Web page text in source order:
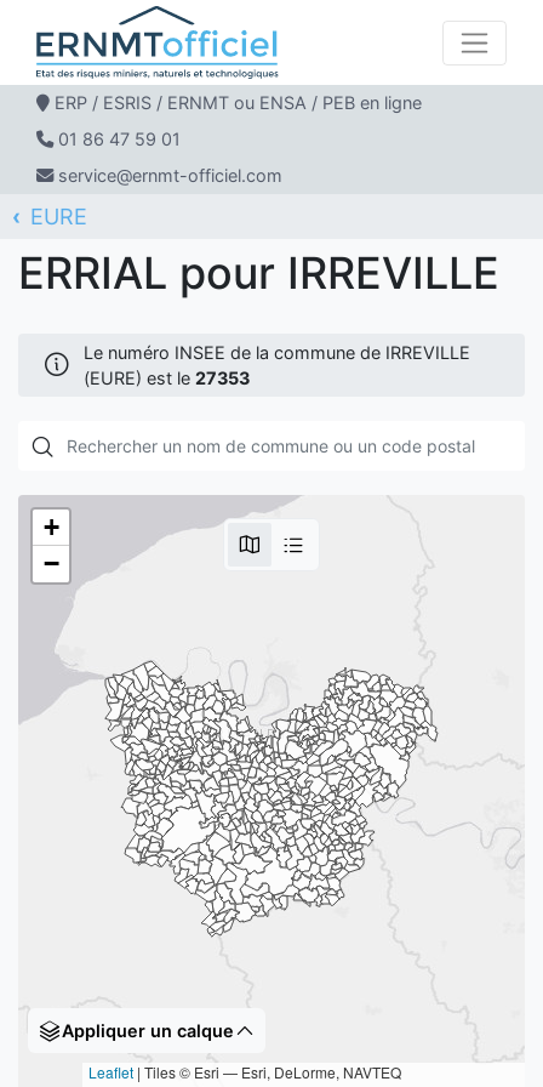
ERP / ESRIS / ERNMT ou ENSA / PEB en ligne
01 86 47 59 01
service@ernmt-officiel.com
ERNMT Officiel
ERRIAL
EURE
IRREVILLE
ERRIAL pour IRREVILLE
Le numéro INSEE de la commune de IRREVILLE
(EURE) est le 27353
+
−
Leaflet | Tiles © Esri — Esri, DeLorme, NAVTEQ
Appliquer un calque